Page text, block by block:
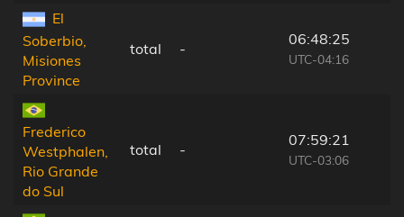
El
Soberbio,
Misiones
Province
total -
06:48:25
UTC-04:16
Frederico
Westphalen,
Rio Grande
do Sul
total -
07:59:21
UTC-03:06